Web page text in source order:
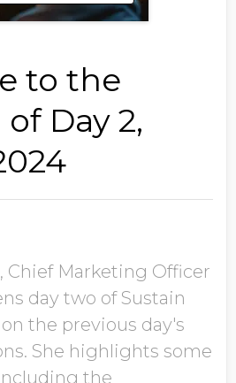
to the
Day 2,
Chief Marketing Officer
day two of Sustain
the previous day's
She highlights some
the